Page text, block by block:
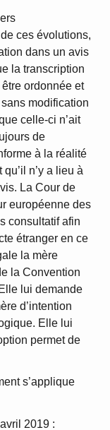
ces évolutions,
dans un avis
la transcription
ordonnée et
modification
celle-ci n’ait
de
à la réalité
n’y a lieu à
La Cour de
européenne des
consultatif afin
étranger en ce
la mère
la Convention
lui demande
d’intention
Elle lui
permet de
s’applique
2019 :